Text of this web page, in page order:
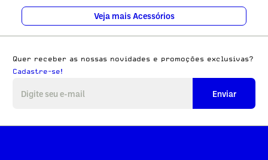
Veja mais Acessórios
Quer receber as nossas novidades e promoções exclusivas?
Cadastre-se!
Enviar